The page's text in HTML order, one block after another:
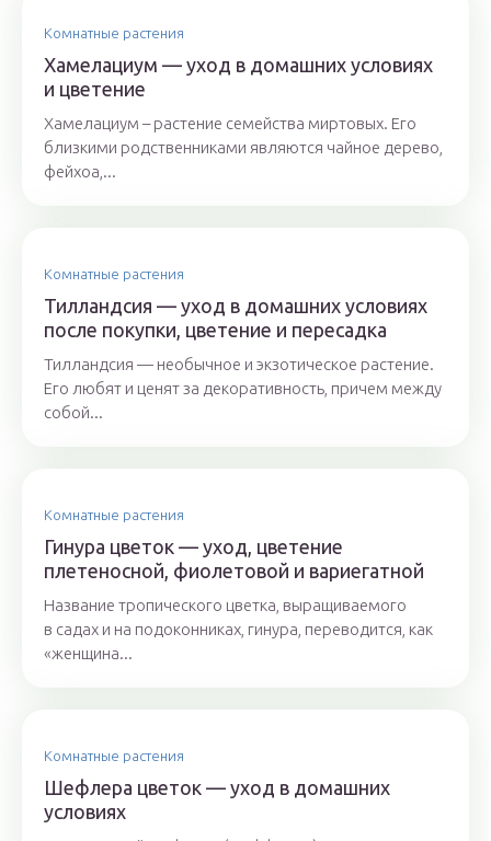
Комнатные растения
Хамелациум — уход в домашних условиях
и цветение
Хамелациум – растение семейства миртовых. Его
близкими родственниками являются чайное дерево,
фейхоа,...
Комнатные растения
Тилландсия — уход в домашних условиях
после покупки, цветение и пересадка
Тилландсия — необычное и экзотическое растение.
Его любят и ценят за декоративность, причем между
собой...
Комнатные растения
Гинура цветок — уход, цветение
плетеносной, фиолетовой и вариегатной
Название тропического цветка, выращиваемого
в садах и на подоконниках, гинура, переводится, как
«женщина...
Комнатные растения
Шефлера цветок — уход в домашних
условиях